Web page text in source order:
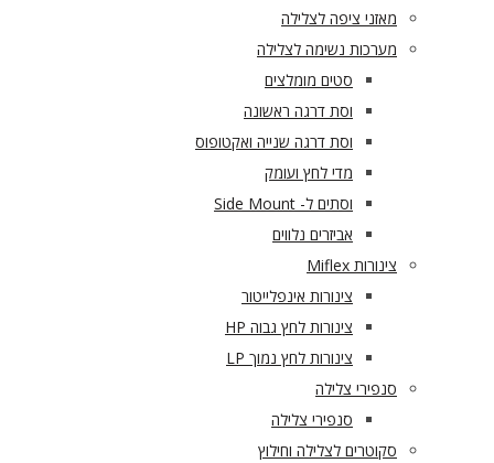
מאזני ציפה לצלילה
מערכות נשימה לצלילה
סטים מומלצים
וסת דרגה ראשונה
וסת דרגה שנייה ואקטופוס
מדי לחץ ועומק
וסתים ל- Side Mount
אביזרים נלווים
צינורות Miflex
צינורות אינפלייטור
צינורות לחץ גבוה HP
צינורות לחץ נמוך LP
סנפירי צלילה
סנפירי צלילה
סקוטרים לצלילה וחילוץ